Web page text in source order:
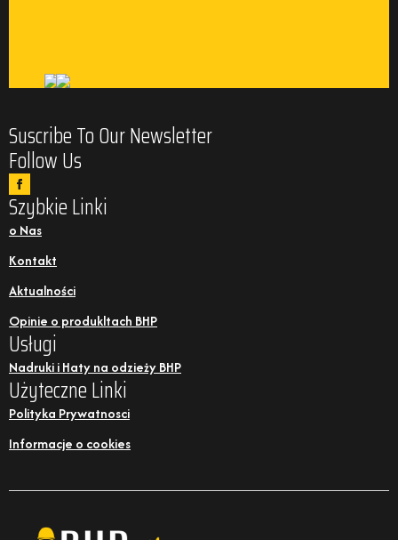
Suscribe To Our Newsletter
Follow Us
Szybkie Linki
o Nas
Kontakt
Aktualności
Opinie o produkltach BHP
Usługi
Nadruki i Haty na odzieży BHP
Użyteczne Linki
Polityka Prywatnosci
Informacje o cookies